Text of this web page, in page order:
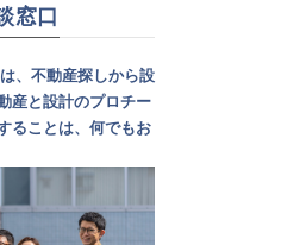
窓口
、不動産探しから設
産と設計のプロチー
ることは、何でもお